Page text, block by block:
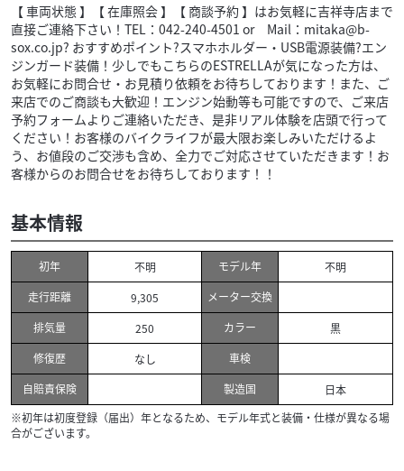
【 車両状態 】【 在庫照会 】【 商談予約 】はお気軽に吉祥寺店まで
直接ご連絡下さい！TEL：042-240-4501 or Mail：mitaka@b-
sox.co.jp? おすすめポイント?スマホホルダー・USB電源装備?エン
ジンガード装備！少しでもこちらのESTRELLAが気になった方は、
お気軽にお問合せ・お見積り依頼をお待ちしております！また、ご
来店でのご商談も大歓迎！エンジン始動等も可能ですので、ご来店
予約フォームよりご連絡いただき、是非リアル体験を店頭で行って
ください！お客様のバイクライフが最大限お楽しみいただけるよ
う、お値段のご交渉も含め、全力でご対応させていただきます！お
客様からのお問合せをお待ちしております！！
基本情報
初年 不明 モデル年
不明
走行距離
9,305
メーター交換
排気量
250 カラー
黒
修復歴
なし
車検
自賠責保険
製造国
日本
※初年は初度登録（届出）年となるため、モデル年式と装備・仕様が異なる場
合がございます。